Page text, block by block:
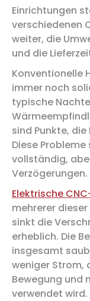
Einrichtungen
verschiedenen
weiter, die
und die
Konventionelle
immer noch
typische
sind Punkte,
Diese
vollständig,
Verzögerungen.
Elektrische
mehrerer
sinkt die
erheblich. Die
insgesamt
weniger Strom,
Bewegung und
verwendet wird.